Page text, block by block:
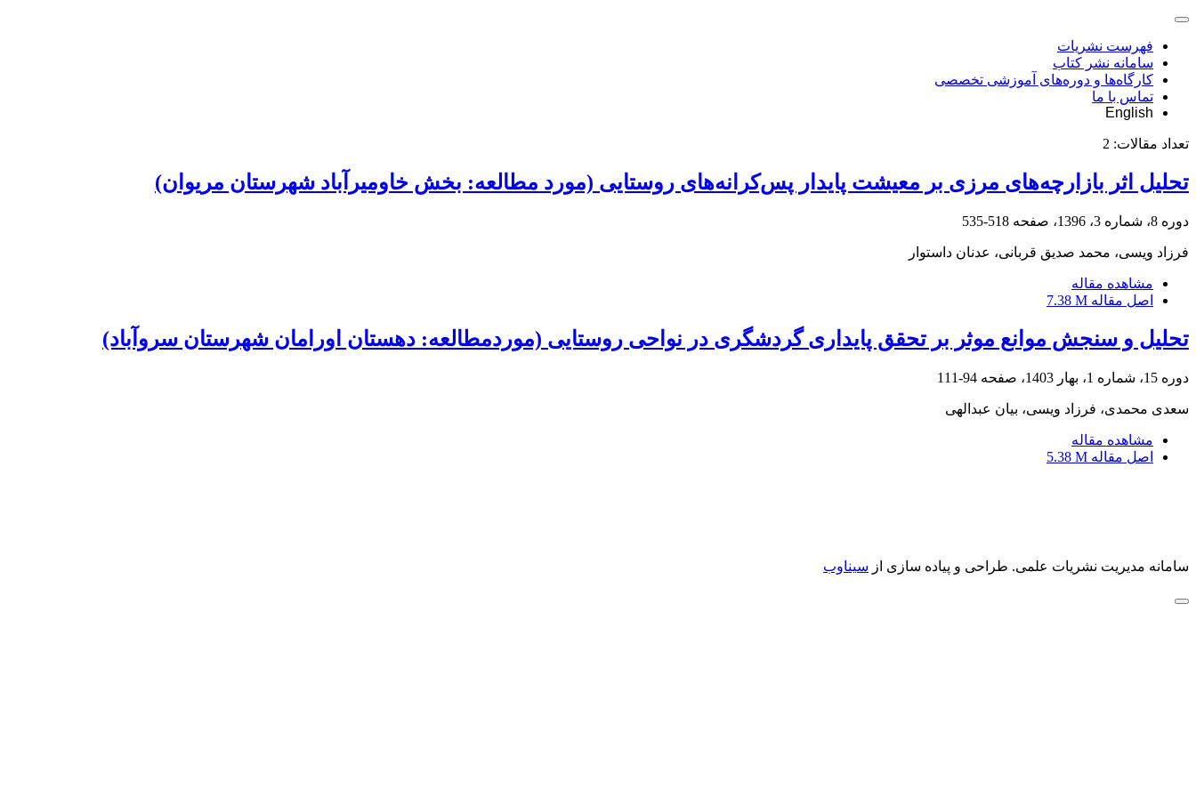
فهرست نشریات
سامانه نشر کتاب
کارگاه‌ها و دوره‌های آموزشی تخصصی
تماس با ما
English
تعداد مقالات: 2
تحلیل اثر بازارچه‌های مرزی بر معیشت پایدار پس‌کرانه‌های روستایی (مورد مطالعه: بخش خاومیرآباد شهرستان مریوان)
دوره 8، شماره 3، 1396، صفحه 518-535
فرزاد ویسی، محمد صدیق قربانی، عدنان داستوار
مشاهده مقاله
اصل مقاله 7.38 M
تحلیل و سنجش موانع موثر بر تحقق پایداری گردشگری در نواحی روستایی (مورد‌مطالعه: دهستان اورامان شهرستان سروآباد)
دوره 15، شماره 1، بهار 1403، صفحه 94-111
سعدی محمدی، فرزاد ویسی، بیان عبدالهی
مشاهده مقاله
اصل مقاله 5.38 M
سامانه مدیریت نشریات علمی. طراحی و پیاده سازی از سیناوب